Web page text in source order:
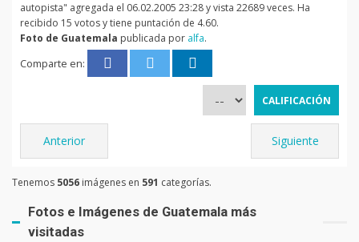
autopista" agregada el 06.02.2005 23:28 y vista 22689 veces. Ha
recibido 15 votos y tiene puntación de 4.60.
Foto de Guatemala publicada por alfa.
Comparte en:
Anterior Siguiente
Tenemos 5056 imágenes en 591 categorías.
Fotos e Imágenes de Guatemala más
visitadas